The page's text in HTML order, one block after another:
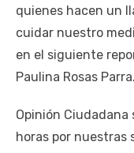
quienes hacen un
cuidar nuestro
en el siguiente
Paulina Rosas Parra.
Opinión Ciudadana
horas por nuestras